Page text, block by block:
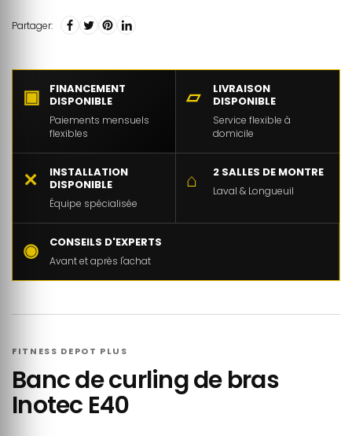
Partager:
▣
FINANCEMENT
DISPONIBLE
Paiements mensuels
flexibles
▱
LIVRAISON
DISPONIBLE
Service flexible à
domicile
✕
INSTALLATION
DISPONIBLE
Équipe spécialisée
⌂ 2 SALLES DE MONTRE
Laval & Longueuil
◉ CONSEILS D'EXPERTS
Avant et après l'achat
FITNESS DEPOT PLUS
Banc de curling de bras
Inotec E40